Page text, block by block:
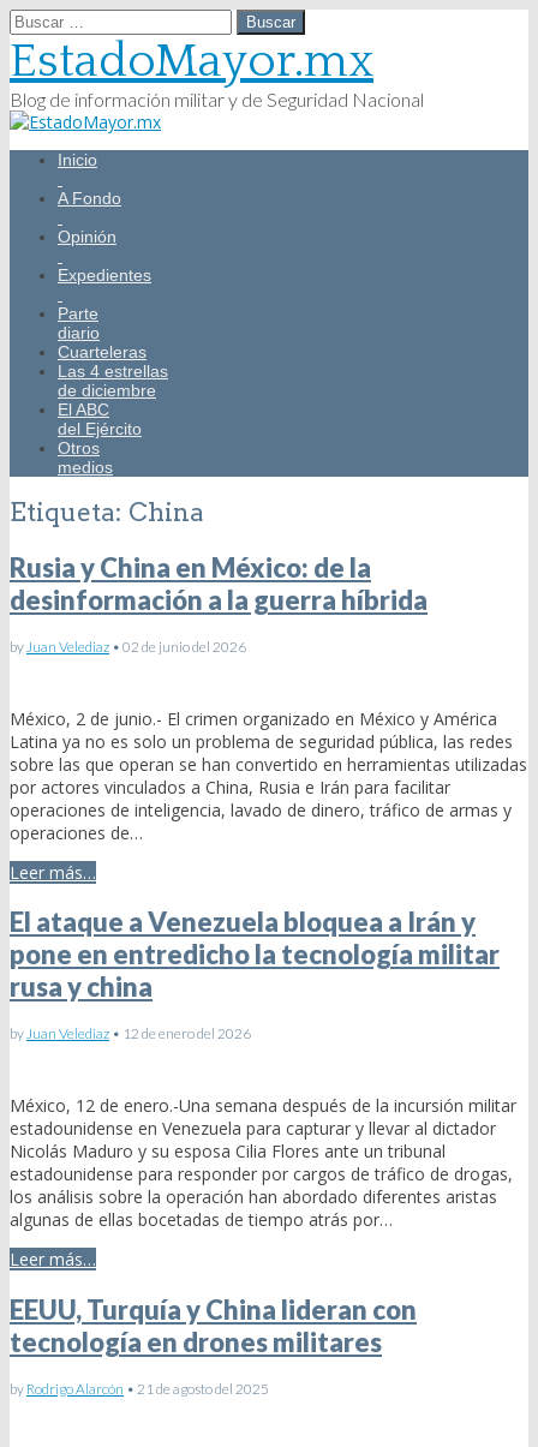
Buscar:
EstadoMayor.mx
Blog de información militar y de Seguridad Nacional
Main
Skip
content
Inicio
A Fondo
Opinión
Expedientes
Parte
diario
Cuarteleras
Las 4 estrellas
de diciembre
El ABC
del Ejército
Otros
medios
Etiqueta: China
Rusia y China en México: de la
desinformación a la guerra híbrida
by Juan Velediaz • 02 de junio del 2026
México, 2 de junio.- El crimen organizado en México y América
Latina ya no es solo un problema de seguridad pública, las redes
sobre las que operan se han convertido en herramientas utilizadas
por actores vinculados a China, Rusia e Irán para facilitar
operaciones de inteligencia, lavado de dinero, tráfico de armas y
operaciones de…
Leer más…
El ataque a Venezuela bloquea a Irán y
pone en entredicho la tecnología militar
rusa y china
byJuan Velediaz • 12 de enero del 2026
México, 12 de enero.-Una semana después de la incursión militar
estadounidense en Venezuela para capturar y llevar al dictador
Nicolás Maduro y su esposa Cilia Flores ante un tribunal
estadounidense para responder por cargos de tráfico de drogas,
los análisis sobre la operación han abordado diferentes aristas
algunas de ellas bocetadas de tiempo atrás por…
Leer más…
EEUU, Turquía y China lideran con
tecnología en drones militares
by Rodrigo Alarcón • 21 de agosto del 2025